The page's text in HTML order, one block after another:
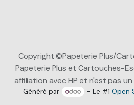
Copyright ©Papeterie Plus/
Papeterie Plus et Cartouches-
affiliation avec HP et n'est pas
Généré par - Le #1Open